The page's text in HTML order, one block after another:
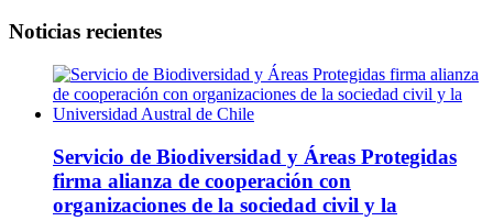
Noticias recientes
Servicio de Biodiversidad y Áreas Protegidas
firma alianza de cooperación con
organizaciones de la sociedad civil y la